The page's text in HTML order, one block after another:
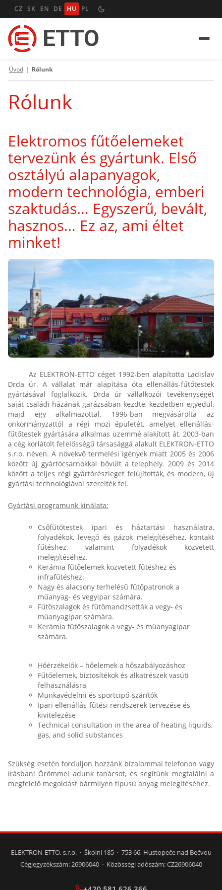
Úvod | Rólunk
Rólunk
Elektromos fűtőelemeket
tervezünk és gyártunk. Első
osztályú alapanyagok,
modern technológia, emberi
szaktudás… Egyszerű, bevált,
hasznos… Ez az, ami éltet
minket!
Az ELEKTRON-ETTO céget 1992-ben alapította Ladislav
Drda úr. A vállalat már alapítása óta ellenállás-fűtőtestek
gyártásával foglalkozik. Drda úr vállalkozói tevékenységét
saját családi házának garázsában kezdte, kezdetben egyedül,
majd egy alkalmazottal. 1996-ban megvásárolta az
önkormányzattól a régi mozi épületét, amelyet ellenállás-
fűtőtestek gyártására alkalmas üzemmé alakított át. 2003-ban
a cég korlátolt felelősségű társasággá alakult ELEKTRON-ETTO
s.r.o. néven. A növekvő termelési igények miatt 2005 és 2006
között új gyártócsarnokkal bővült a telephely. 2009 és 2014
között a teljes régi gyártórészleget felújították, és modern, új
gyártási technológiával szerelték fel.
Gyártási programunk kínálata:
Csőfűtőtestek ipari és háztartási használatra,
folyadékok, levegő és gázok melegítéséhez, kontakt
fűtéshez, valamint folyadékok közvetett
melegítéséhez.
Kerámia fűtőelemek közvetett fűtéshez és
infrafűtéshez.
Nagy és alacsony terhelésű fűtőpatronok a
műanyag- és vegyipar számára.
Fűtőszalagok és fűtőmandzsetták a vegy- és
műanyagipar számára.
Kerámia fűtőszalagok a vegy- és műanyagipar
számára.
Hőérzékelők – hőelemek a hőszabályozáshoz
Fűtőelemek, biztosítékok és alkatrészek vasúti
felhasználásra
Munkavédelmi és sportcipő-szárítók
Ipari ellenállás-fűtési rendszerek tervezése és
kivitelezése
Technical consultation in the area of heating liquids,
gas, and solid substances
Szükség esetén forduljon hozzánk bizalommal telefonon vagy
írásban! Örömmel adunk tanácsot, és segítünk megtalálni a
megfelelő megoldást bármilyen típusú anyag melegítéséhez.
CZ SK EN DE HU PL
ETTO
ELEKTRON-ETTO, s.r.o. · Školní 185 · 753 66, Hustopeče nad Bečvou
Cégjegyzékszám: 26906040 · Közösségi adószám: CZ26906040